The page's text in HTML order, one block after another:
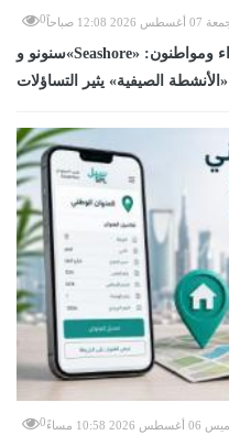
2026 12:08 صباحاً 0
سنونو و«Seashore» أمثلة إيجابية يجب أن يحتذى بها.. خبراء ومواطنون:
الصيفية» يثير التساؤلات
2026 10:58 مساءً 0